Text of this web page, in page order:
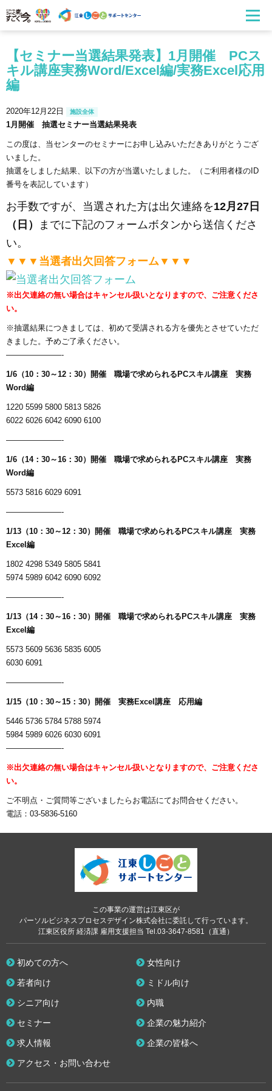
【セミナー当選結果発表】1月開催 PCス
キル講座実務Word/Excel編/実務Excel応用
編
2020年12月22日 施設全体
1月開催 抽選セミナー当選結果発表
この度は、当センターのセミナーにお申し込みいただきありがとうござ
いました。
抽選をしました結果、以下の方が当選いたしました。（ご利用者様のID
番号を表記しています）
お手数ですが、当選された方は出欠連絡を12月27日
（日）
までに下記のフォームボタンから送信くださ
い。
▼▼▼当選者出欠回答フォーム▼▼▼
※出欠連絡の無い場合はキャンセル扱いとなりますので、ご注意くださ
い。
※抽選結果につきましては、初めて受講される方を優先とさせていただ
きました。予めご了承ください。
———————-
1/6（10：30～12：30）開催 職場で求められるPCスキル講座 実務
Word編
1220 5599 5800 5813 5826
6022 6026 6042 6090 6100
———————-
1/6（14：30～16：30）開催 職場で求められるPCスキル講座 実務
Word編
5573 5816 6029 6091
———————-
1/13（10：30～12：30）開催 職場で求められるPCスキル講座 実務
Excel編
1802 4298 5349 5805 5841
5974 5989 6042 6090 6092
———————-
1/13（14：30～16：30）開催 職場で求められるPCスキル講座 実務
Excel編
5573 5609 5636 5835 6005
6030 6091
———————-
1/15（10：30～15：30）開催 実務Excel講座 応用編
5446 5736 5784 5788 5974
5984 5989 6026 6030 6091
———————-
※出欠連絡の無い場合はキャンセル扱いとなりますので、ご注意くださ
い。
ご不明点・ご質問等ございましたらお電話にてお問合せください。
電話：03-5836-5160
この事業の運営は江東区が
パーソルビジネスプロセスデザイン株式会社に委託して行っています。
江東区役所 経済課 雇用支援担当 Tel.03-3647-8581（直通）
初めての方へ 女性向け
若者向け ミドル向け
シニア向け 内職
セミナー 企業の魅力紹介
求人情報 企業の皆様へ
アクセス・お問い合わせ